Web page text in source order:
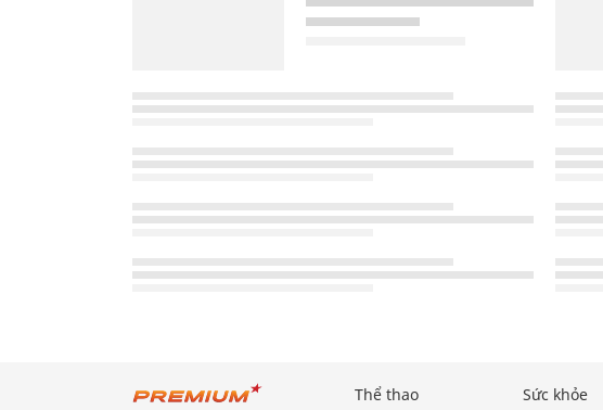
Thể thao Sức khỏe